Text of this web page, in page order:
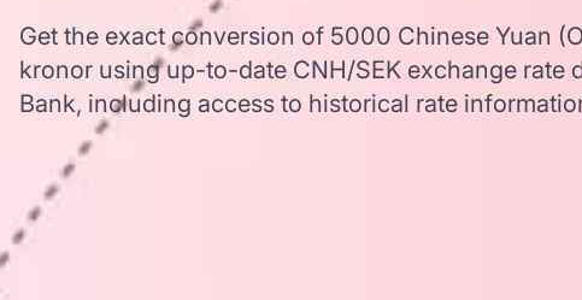
Get the exact conversion of 5000 Chinese Yuan
kronor using up-to-date CNH/SEK exchange rate
Bank, including access to historical rate